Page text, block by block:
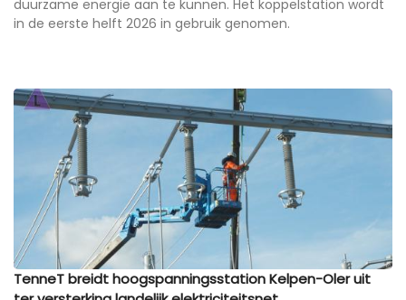
duurzame energie aan te kunnen. Het koppelstation wordt
in de eerste helft 2026 in gebruik genomen.
TenneT breidt hoogspanningsstation Kelpen-Oler uit